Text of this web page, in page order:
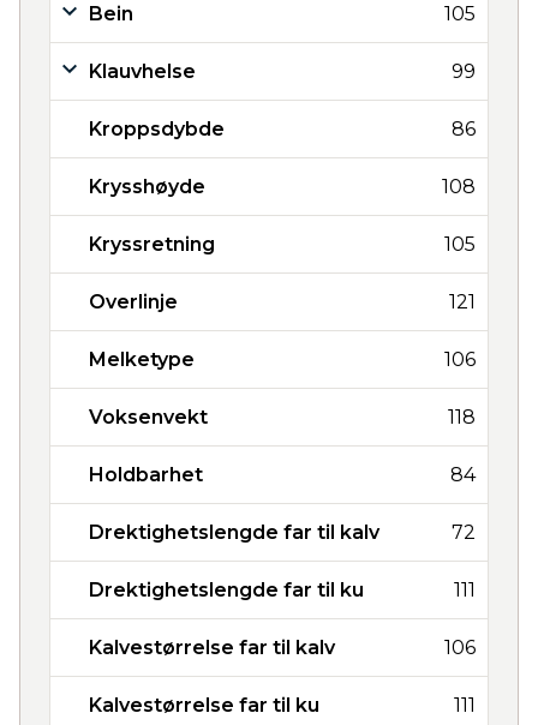
Bein 105
Klauvhelse 99
Kroppsdybde 86
Krysshøyde 108
Kryssretning 105
Overlinje 121
Melketype 106
Voksenvekt 118
Holdbarhet 84
Drektighetslengde far til kalv 72
Drektighetslengde far til ku 111
Kalvestørrelse far til kalv 106
Kalvestørrelse far til ku 111